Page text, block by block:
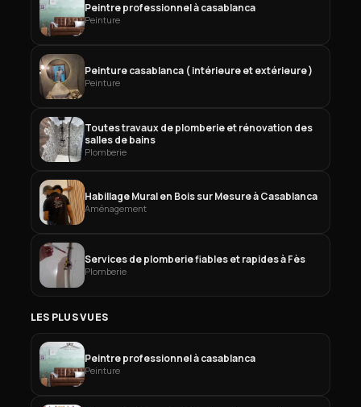
Peintre professionnel à casablanca
Peinture
Peinture casablanca ( intérieure et extérieure )
Peinture
Toutes travaux de plomberie et rénovation des
salles de bains
Plomberie
Habillage Mural en Bois sur Mesure à Casablanca
Aménagement
Services de plomberie fiables et rapides à Fès
Plomberie
LES PLUS VUES
Peintre professionnel à casablanca
Peinture